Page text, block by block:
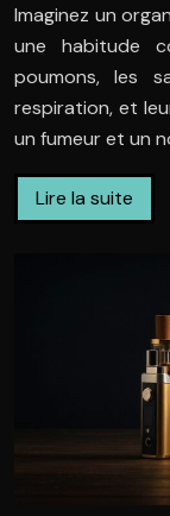
Imaginez un
une habitude
poumons, les
respiration, et
un fumeur et un
Lire la suite